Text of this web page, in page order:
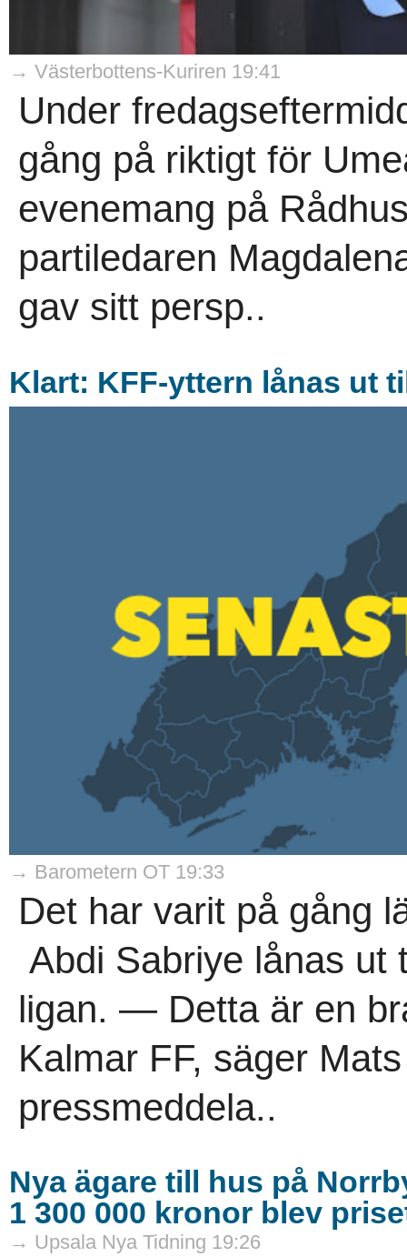
→ Västerbottens-Kuriren 19:41
Under
gång på riktigt för
evenemang på
partiledaren
gav sitt persp..
Klart: KFF-yttern lånas ut
→ Barometern OT 19:33
Det har varit på gång
Abdi Sabriye lånas ut
ligan. — Detta är en
Kalmar FF, säger
pressmeddela..
Nya ägare till hus på
1 300 000 kronor blev
→ Upsala Nya Tidning 19:26